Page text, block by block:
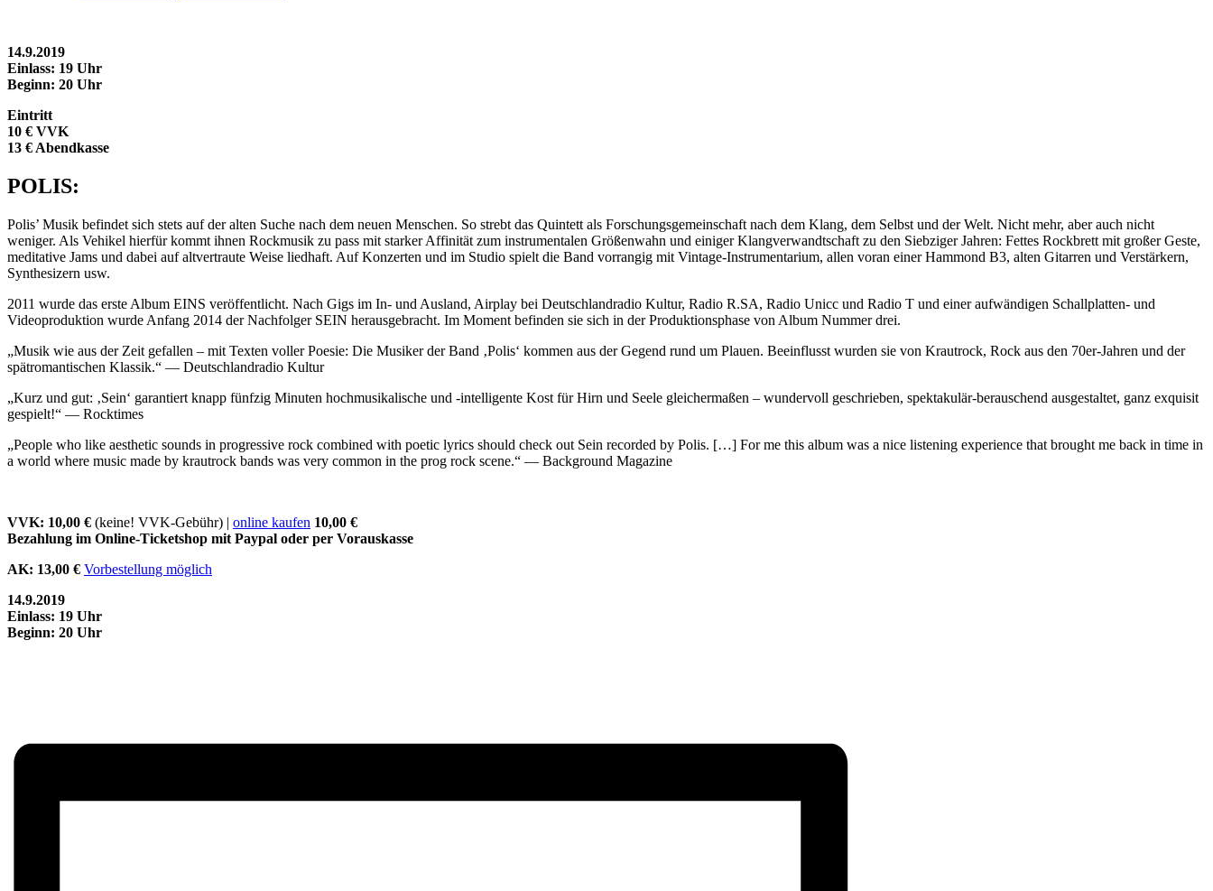
14.9.2019
Einlass: 19 Uhr
Beginn: 20 Uhr
Eintritt
10 € VVK
13 € Abendkasse
POLIS:
Polis’ Musik befindet sich stets auf der alten Suche nach dem neuen Menschen. So strebt das Quintett als Forschungsgemeinschaft nach dem Klang, dem Selbst und der Welt. Nicht mehr, aber auch nicht
weniger. Als Vehikel hierfür kommt ihnen Rockmusik zu pass mit starker Affinität zum instrumentalen Größenwahn und einiger Klangverwandtschaft zu den Siebziger Jahren: Fettes Rockbrett mit großer Geste,
meditative Jams und dabei auf altvertraute Weise liedhaft. Auf Konzerten und im Studio spielt die Band vorrangig mit Vintage-Instrumentarium, allen voran einer Hammond B3, alten Gitarren und Verstärkern,
Synthesizern usw.
2011 wurde das erste Album EINS veröffentlicht. Nach Gigs im In- und Ausland, Airplay bei Deutschlandradio Kultur, Radio R.SA, Radio Unicc und Radio T und einer aufwändigen Schallplatten- und
Videoproduktion wurde Anfang 2014 der Nachfolger SEIN herausgebracht. Im Moment befinden sie sich in der Produktionsphase von Album Nummer drei.
„Musik wie aus der Zeit gefallen – mit Texten voller Poesie: Die Musiker der Band ‚Polis‘ kommen aus der Gegend rund um Plauen. Beeinflusst wurden sie von Krautrock, Rock aus den 70er-Jahren und der
spätromantischen Klassik.“ — Deutschlandradio Kultur
„Kurz und gut: ‚Sein‘ garantiert knapp fünfzig Minuten hochmusikalische und -intelligente Kost für Hirn und Seele gleichermaßen – wundervoll geschrieben, spektakulär-berauschend ausgestaltet, ganz exquisit
gespielt!“ — Rocktimes
„People who like aesthetic sounds in progressive rock combined with poetic lyrics should check out Sein recorded by Polis. […] For me this album was a nice listening experience that brought me back in time in
a world where music made by krautrock bands was very common in the prog rock scene.“ — Background Magazine
VVK: 10,00 € (keine! VVK-Gebühr) | online kaufen 10,00 €
Bezahlung im Online-Ticketshop mit Paypal oder per Vorauskasse
AK: 13,00 € Vorbestellung möglich
14.9.2019
Einlass: 19 Uhr
Beginn: 20 Uhr